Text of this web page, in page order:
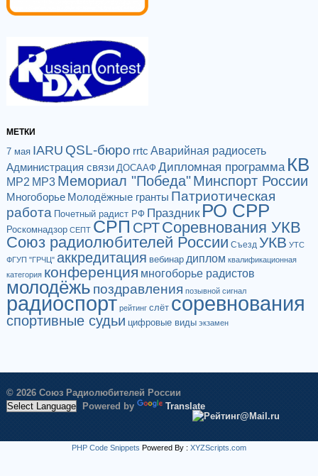
МЕТКИ
7 мая IARU QSL-бюро rrtc Аварийная радиосеть
Администрация связи ДОСААФ Дипломная программа КВ
МР2 МР3 Мемориал "Победа"Минспорт России
Многоборье Молодёжные гранты Патриотическая
работа Почетный радист РФ Праздник РО СРР
Роскомнадзор СЕПТ СРП СРТСоревнования УКВ
Союз радиолюбителей России Съезд УКВ УТС
ФГУП "ГРЧЦ" аккредитация вебинар диплом квалификационная
категория конференция многоборье радистов
молодёжь поздравления позывной сигнал
радиоспорт рейтинг слёт соревнования
спортивные судьи цифровые виды экзамен
© 2026 Союз Радиолюбителей России
Powered by
Translate
PHP Code Snippets Powered By : XYZScripts.com